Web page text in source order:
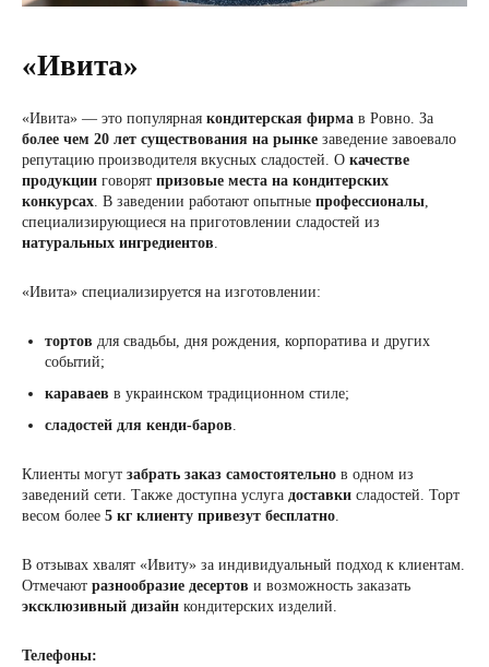
«Ивита»
«Ивита» — это популярная кондитерская фирма в Ровно. За
более чем 20 лет существования на рынке заведение завоевало
репутацию производителя вкусных сладостей. О качестве
продукции говорят призовые места на кондитерских
конкурсах. В заведении работают опытные профессионалы,
специализирующиеся на приготовлении сладостей из
натуральных ингредиентов.
«Ивита» специализируется на изготовлении:
тортов для свадьбы, дня рождения, корпоратива и других
событий;
караваев в украинском традиционном стиле;
сладостей для кенди-баров.
Клиенты могут забрать заказ самостоятельно в одном из
заведений сети. Также доступна услуга доставки сладостей. Торт
весом более 5 кг клиенту привезут бесплатно.
В отзывах хвалят «Ивиту» за индивидуальный подход к клиентам.
Отмечают разнообразие десертов и возможность заказать
эксклюзивный дизайн кондитерских изделий.
Телефоны: